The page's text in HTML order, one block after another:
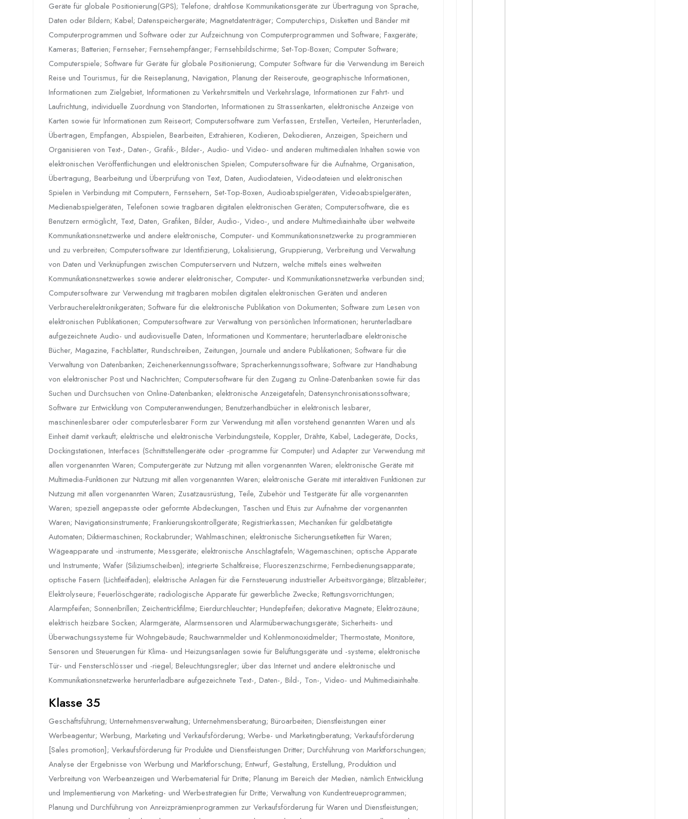
Geräte für globale Positionierung(GPS); Telefone; drahtlose Kommunikationsgeräte zur Übertragung von Sprache,
Daten oder Bildern; Kabel; Datenspeichergeräte; Magnetdatenträger; Computerchips, Disketten und Bänder mit
Computerprogrammen und Software oder zur Aufzeichnung von Computerprogrammen und Software; Faxgeräte;
Kameras; Batterien; Fernseher; Fernsehempfänger; Fernsehbildschirme; Set-Top-Boxen; Computer Software;
Computerspiele; Software für Geräte für globale Positionierung; Computer Software für die Verwendung im Bereich
Reise und Tourismus, für die Reiseplanung, Navigation, Planung der Reiseroute, geographische Informationen,
Informationen zum Zielgebiet, Informationen zu Verkehrsmitteln und Verkehrslage, Informationen zur Fahrt- und
Laufrichtung, individuelle Zuordnung von Standorten, Informationen zu Strassenkarten, elektronische Anzeige von
Karten sowie für Informationen zum Reiseort; Computersoftware zum Verfassen, Erstellen, Verteilen, Herunterladen,
Übertragen, Empfangen, Abspielen, Bearbeiten, Extrahieren, Kodieren, Dekodieren, Anzeigen, Speichern und
Organisieren von Text-, Daten-, Grafik-, Bilder-, Audio- und Video- und anderen multimedialen Inhalten sowie von
elektronischen Veröffentlichungen und elektronischen Spielen; Computersoftware für die Aufnahme, Organisation,
Übertragung, Bearbeitung und Überprüfung von Text, Daten, Audiodateien, Videodateien und elektronischen
Spielen in Verbindung mit Computern, Fernsehern, Set-Top-Boxen, Audioabspielgeräten, Videoabspielgeräten,
Medienabspielgeräten, Telefonen sowie tragbaren digitalen elektronischen Geräten; Computersoftware, die es
Benutzern ermöglicht, Text, Daten, Grafiken, Bilder, Audio-, Video-, und andere Multimediainhalte über weltweite
Kommunikationsnetzwerke und andere elektronische, Computer- und Kommunikationsnetzwerke zu programmieren
und zu verbreiten; Computersoftware zur Identifizierung, Lokalisierung, Gruppierung, Verbreitung und Verwaltung
von Daten und Verknüpfungen zwischen Computerservern und Nutzern, welche mittels eines weltweiten
Kommunikationsnetzwerkes sowie anderer elektronischer, Computer- und Kommunikationsnetzwerke verbunden sind;
Computersoftware zur Verwendung mit tragbaren mobilen digitalen elektronischen Geräten und anderen
Verbraucherelektronikgeräten; Software für die elektronische Publikation von Dokumenten; Software zum Lesen von
elektronischen Publikationen; Computersoftware zur Verwaltung von persönlichen Informationen; herunterladbare
aufgezeichnete Audio- und audiovisuelle Daten, Informationen und Kommentare; herunterladbare elektronische
Bücher, Magazine, Fachblätter, Rundschreiben, Zeitungen, Journale und andere Publikationen; Software für die
Verwaltung von Datenbanken; Zeichenerkennungssoftware; Spracherkennungssoftware; Software zur Handhabung
von elektronischer Post und Nachrichten; Computersoftware für den Zugang zu Online-Datenbanken sowie für das
Suchen und Durchsuchen von Online-Datenbanken; elektronische Anzeigetafeln; Datensynchronisationssoftware;
Software zur Entwicklung von Computeranwendungen; Benutzerhandbücher in elektronisch lesbarer,
maschinenlesbarer oder computerlesbarer Form zur Verwendung mit allen vorstehend genannten Waren und als
Einheit damit verkauft; elektrische und elektronische Verbindungsteile, Koppler, Drähte, Kabel, Ladegeräte, Docks,
Dockingstationen, Interfaces (Schnittstellengeräte oder -programme für Computer) und Adapter zur Verwendung mit
allen vorgenannten Waren; Computergeräte zur Nutzung mit allen vorgenannten Waren; elektronische Geräte mit
Multimedia-Funktionen zur Nutzung mit allen vorgenannten Waren; elektronische Geräte mit interaktiven Funktionen zur
Nutzung mit allen vorgenannten Waren; Zusatzausrüstung, Teile, Zubehör und Testgeräte für alle vorgenannten
Waren; speziell angepasste oder geformte Abdeckungen, Taschen und Etuis zur Aufnahme der vorgenannten
Waren; Navigationsinstrumente; Frankierungskontrollgeräte; Registrierkassen; Mechaniken für geldbetätigte
Automaten; Diktiermaschinen; Rockabrunder; Wahlmaschinen; elektronische Sicherungsetiketten für Waren;
Wägeapparate und -instrumente; Messgeräte; elektronische Anschlagtafeln; Wägemaschinen; optische Apparate
und Instrumente; Wafer (Siliziumscheiben); integrierte Schaltkreise; Fluoreszenzschirme; Fernbedienungsapparate;
optische Fasern (Lichtleitfäden); elektrische Anlagen für die Fernsteuerung industrieller Arbeitsvorgänge; Blitzableiter;
Elektrolyseure; Feuerlöschgeräte; radiologische Apparate für gewerbliche Zwecke; Rettungsvorrichtungen;
Alarmpfeifen; Sonnenbrillen; Zeichentrickfilme; Eierdurchleuchter; Hundepfeifen; dekorative Magnete; Elektrozäune;
elektrisch heizbare Socken; Alarmgeräte, Alarmsensoren und Alarmüberwachungsgeräte; Sicherheits- und
Überwachungssysteme für Wohngebäude; Rauchwarnmelder und Kohlenmonoxidmelder; Thermostate, Monitore,
Sensoren und Steuerungen für Klima- und Heizungsanlagen sowie für Belüftungsgeräte und -systeme; elektronische
Tür- und Fensterschlösser und -riegel; Beleuchtungsregler; über das Internet und andere elektronische und
Kommunikationsnetzwerke herunterladbare aufgezeichnete Text-, Daten-, Bild-, Ton-, Video- und Multimediainhalte.
Klasse 35
Geschäftsführung; Unternehmensverwaltung; Unternehmensberatung; Büroarbeiten; Dienstleistungen einer
Werbeagentur; Werbung, Marketing und Verkaufsförderung; Werbe- und Marketingberatung; Verkaufsförderung
[Sales promotion]; Verkaufsförderung für Produkte und Dienstleistungen Dritter; Durchführung von Marktforschungen;
Analyse der Ergebnisse von Werbung und Marktforschung; Entwurf, Gestaltung, Erstellung, Produktion und
Verbreitung von Werbeanzeigen und Werbematerial für Dritte; Planung im Bereich der Medien, nämlich Entwicklung
und Implementierung von Marketing- und Werbestrategien für Dritte; Verwaltung von Kundentreueprogrammen;
Planung und Durchführung von Anreizprämienprogrammen zur Verkaufsförderung für Waren und Dienstleistungen;